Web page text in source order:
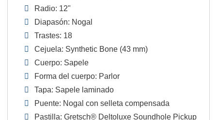
Radio: 12"
Diapasón: Nogal
Trastes: 18
Cejuela: Synthetic Bone (43 mm)
Cuerpo: Sapele
Forma del cuerpo: Parlor
Tapa: Sapele laminado
Puente: Nogal con selleta compensada
Pastilla: Gretsch® Deltoluxe Soundhole Pickup